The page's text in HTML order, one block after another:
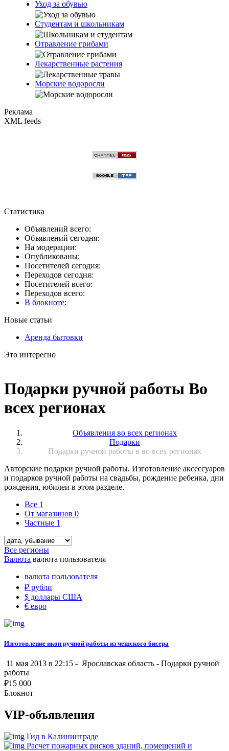
Уход за обувью
Студентам и школьникам
Отравление грибами
Лекарственные растения
Морские водоросли
Реклама
XML feeds
Статистика
Объявлений всего:
Объявлений сегодня:
На модерации:
Опубликованы:
Посетителей сегодня:
Переходов сегодня:
Посетителей всего:
Переходов всего:
В блокноте:
Новые статьи
Аренда бытовки
Это интересно
Подарки ручной работы Во
всех регионах
Объявления во всех регионах
Подарки
Подарки ручной работы в во всех регионах
Авторские подарки ручной работы. Изготовление аксессуаров
и подарков ручной работы на свадьбы, рождение ребенка, дни
рождения, юбилеи в этом разделе.
Все 1
От магазинов 0
Частные 1
Все регионы
Валюта валюта пользователя
валюта пользователя
₽ рубли
$ доллары США
€ евро
Изготовление икон ручной работы из чешского бисера
11 мая 2013 в 22:15 - Ярославская область - Подарки ручной
работы
₽15 000
Блокнот
VIP-объявления
Гид в Калининграде
Расчет пожарных рисков зданий, помещений и